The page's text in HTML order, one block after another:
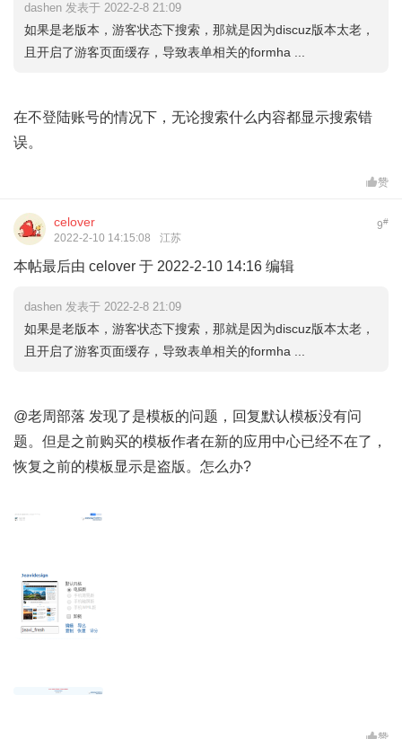
dashen 发表于 2022-2-8 21:09
如果是老版本，游客状态下搜索，那就是因为discuz版本太老，
且开启了游客页面缓存，导致表单相关的formha ...
在不登陆账号的情况下，无论搜索什么内容都显示搜索错
误。
赞
9#
celover
2022-2-10 14:15:08 江苏
本帖最后由 celover 于 2022-2-10 14:16 编辑
dashen 发表于 2022-2-8 21:09
如果是老版本，游客状态下搜索，那就是因为discuz版本太老，
且开启了游客页面缓存，导致表单相关的formha ...
@老周部落 发现了是模板的问题，回复默认模板没有问
题。但是之前购买的模板作者在新的应用中心已经不在了，
恢复之前的模板显示是盗版。怎么办?